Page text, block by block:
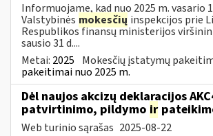
Informuojame, kad nuo 2025 m. vasario
Valstybinės mokesčių inspekcijos prie
Respublikos finansų ministerijos
sausio 31 d....
Metai: 2025 Mokesčių įstatymų
pakeitimai nuo 2025 m.
Dėl naujos akcizų deklaracijos
patvirtinimo, pildymo ir
Web turinio sąrašas 2025-08-22